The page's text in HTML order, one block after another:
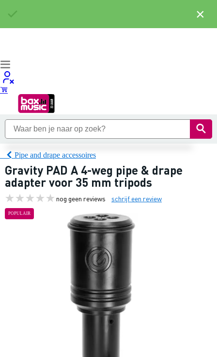
Pipe and drape accessoires
Gravity PAD A 4-weg pipe & drape
adapter voor 35 mm tripods
nog geen reviews schrijf een review
POPULAIR
×